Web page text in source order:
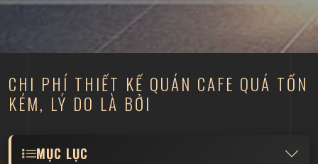
CHI PHÍ THIẾT KẾ QUÁN CAFE QUÁ TỐN
KÉM, LÝ DO LÀ BỞI
MỤC LỤC